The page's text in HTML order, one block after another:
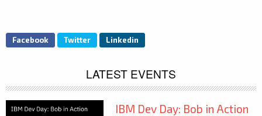
Facebook Twitter Linkedin
LATEST EVENTS
IBM Dev Day: Bob in Action